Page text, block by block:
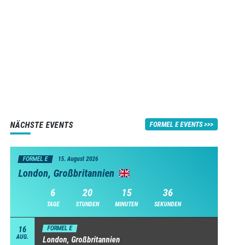
NÄCHSTE EVENTS FORMEL E EVENTS
FORMEL E 15. August 2026
London, Großbritannien
6
TAGE
20
STUNDEN
15
MINUTEN
35
SEKUNDEN
16
AUG.
FORMEL E
London, Großbritannien